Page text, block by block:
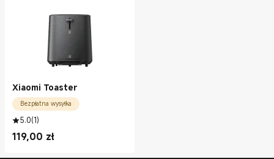
Xiaomi Toaster
Bezpłatna wysyłka
5.0(1)
119,00 zł
Current Price zł119.00